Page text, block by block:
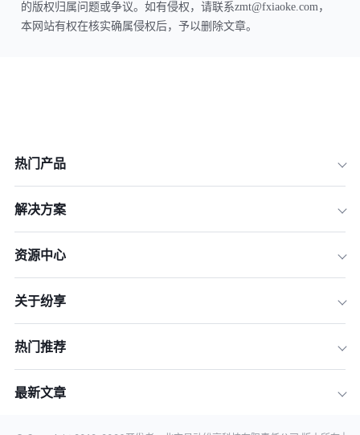
的版权归属问题或争议。如有侵权，请联系zmt@fxiaoke.com，
本网站有权在核实确属侵权后，予以删除文章。
热门产品
解决方案
资源中心
关于纷享
热门推荐
最新文章